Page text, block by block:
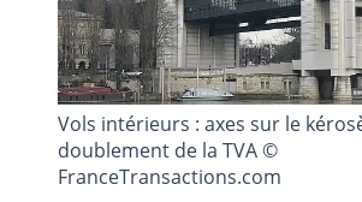
Vols intérieurs : axes sur le
doublement de la TVA ©
FranceTransactions.com